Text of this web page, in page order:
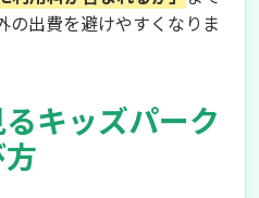
の出費を避けやすくなりま
キッズパーク